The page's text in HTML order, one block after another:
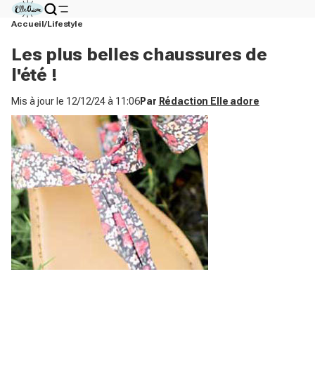
Accueil Lifestyle
Les plus belles chaussures de
l'été !
Mis à jour le 12/12/24 à 11:06Par Rédaction Elle adore